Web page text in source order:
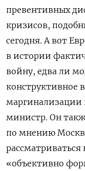
превентивных
кризисов,
сегодня. А вот
в истории
войну, едва ли
конструктивное
маргинализации
министр. Он
по мнению
рассматриваться
«объективно